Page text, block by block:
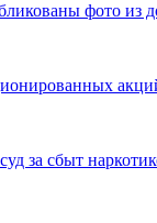
фото из
за сбыт